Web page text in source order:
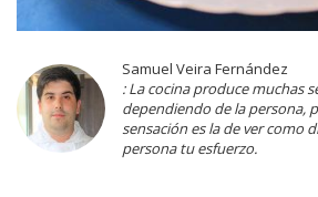
Samuel Veira Fernández
: La cocina produce muchas
dependiendo de la persona,
sensación es la de ver como
persona tu esfuerzo.